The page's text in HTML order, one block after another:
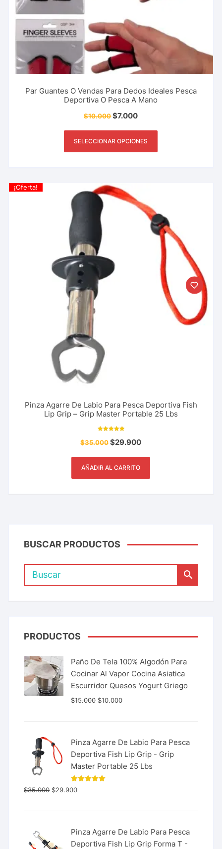
Par Guantes O Vendas Para Dedos Ideales Pesca
Deportiva O Pesca A Mano
$10.000$7.000
SELECCIONAR OPCIONES
¡Oferta!
Pinza Agarre De Labio Para Pesca Deportiva Fish
Lip Grip – Grip Master Portable 25 Lbs
5.00
de 5
$35.000$29.900
AÑADIR AL CARRITO
BUSCAR PRODUCTOS
PRODUCTOS
Paño De Tela 100% Algodón Para
Cocinar Al Vapor Cocina Asiatica
Escurridor Quesos Yogurt Griego
$15.000 $10.000
Pinza Agarre De Labio Para Pesca
Deportiva Fish Lip Grip - Grip
Master Portable 25 Lbs
Valorado
con
$35.000 $29.900
Pinza Agarre De Labio Para Pesca
Deportiva Fish Lip Grip Forma T -